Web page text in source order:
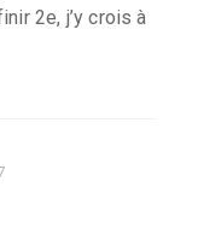
2e, j’y crois à
de